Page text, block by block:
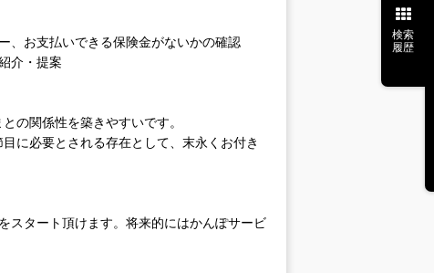
、お支払いできる保険金がないかの確認
介・提案
の関係性を築きやすいです。
に必要とされる存在として、末永くお付き
スタート頂けます。将来的にはかんぽサービ
検索
履歴